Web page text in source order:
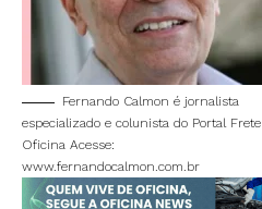
Fernando Calmon é jornalista
especializado e colunista do Portal Frete
Oficina Acesse:
www.fernandocalmon.com.br